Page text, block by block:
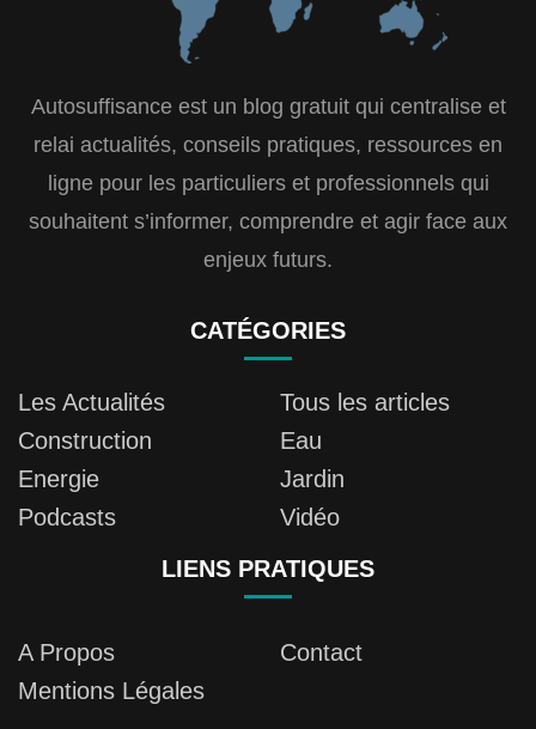
Autosuffisance est un blog gratuit qui centralise et
relai actualités, conseils pratiques, ressources en
ligne pour les particuliers et professionnels qui
souhaitent s’informer, comprendre et agir face aux
enjeux futurs.
CATÉGORIES
Les Actualités
Tous les articles
Construction
Eau
Energie
Jardin
Podcasts
Vidéo
LIENS PRATIQUES
A Propos
Contact
Mentions Légales